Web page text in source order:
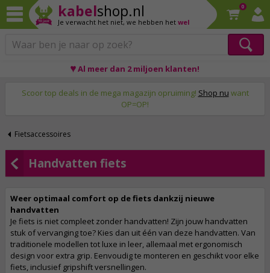
kabelshop.nl
Je verwacht het niet, we hebben het wel
0
♥ Al meer dan 2 miljoen klanten!
Scoor top deals in de mega magazijn opruiming! Shop nu want
OP=OP!
Fietsaccessoires
Handvatten fiets
Weer optimaal comfort op de fiets dankzij nieuwe
handvatten
Je fiets is niet compleet zonder handvatten! Zijn jouw handvatten
stuk of vervanging toe? Kies dan uit één van deze handvatten. Van
traditionele modellen tot luxe in leer, allemaal met ergonomisch
design voor extra grip. Eenvoudig te monteren en geschikt voor elke
fiets, inclusief gripshift versnellingen.